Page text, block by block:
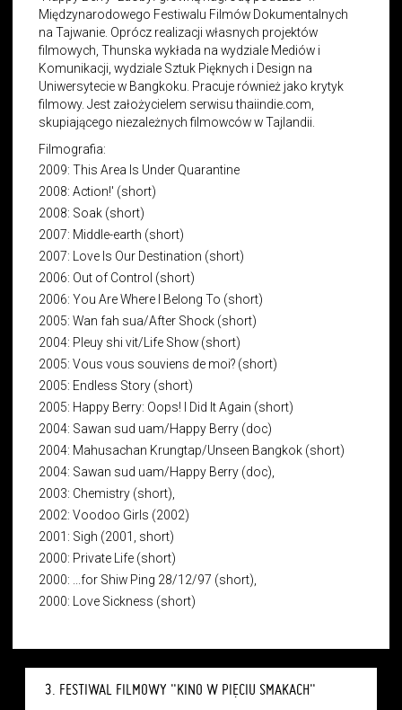
3. FESTIWAL FILMOWY "KINO W PIĘCIU SMAKACH"
Międzynarodowego Festiwalu Filmów Dokumentalnych
na Tajwanie. Oprócz realizacji własnych projektów
filmowych, Thunska wykłada na wydziale Mediów i
Komunikacji, wydziale Sztuk Pięknych i Design na
Uniwersytecie w Bangkoku. Pracuje również jako krytyk
filmowy. Jest założycielem serwisu thaiindie.com,
skupiającego niezależnych filmowców w Tajlandii.
Filmografia:
2009: This Area Is Under Quarantine
2008: Action!' (short)
2008: Soak (short)
2007: Middle-earth (short)
2007: Love Is Our Destination (short)
2006: Out of Control (short)
2006: You Are Where I Belong To (short)
2005: Wan fah sua/After Shock (short)
2004: Pleuy shi vit/Life Show (short)
2005: Vous vous souviens de moi? (short)
2005: Endless Story (short)
2005: Happy Berry: Oops! I Did It Again (short)
2004: Sawan sud uam/Happy Berry (doc)
2004: Mahusachan Krungtap/Unseen Bangkok (short)
2004: Sawan sud uam/Happy Berry (doc),
2003: Chemistry (short),
2002: Voodoo Girls (2002)
2001: Sigh (2001, short)
2000: Private Life (short)
2000: ...for Shiw Ping 28/12/97 (short),
2000: Love Sickness (short)